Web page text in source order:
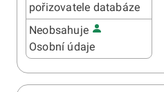
pořizovatele databáze
Neobsahuje
Osobní údaje